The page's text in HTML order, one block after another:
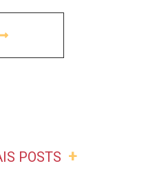
POSTS +